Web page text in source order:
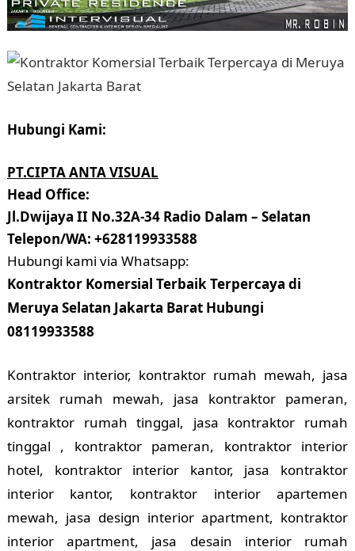
Hubungi Kami:
PT.CIPTA ANTA VISUAL
Head Office:
Jl.Dwijaya II No.32A-34 Radio Dalam – Selatan
Telepon/WA: +628119933588
Hubungi kami via Whatsapp:
Kontraktor Komersial Terbaik Terpercaya di
Meruya Selatan Jakarta Barat Hubungi
08119933588
Kontraktor interior, kontraktor rumah mewah, jasa
arsitek rumah mewah, jasa kontraktor pameran,
kontraktor rumah tinggal, jasa kontraktor rumah
tinggal , kontraktor pameran, kontraktor interior
hotel, kontraktor interior kantor, jasa kontraktor
interior kantor, kontraktor interior apartemen
mewah, jasa design interior apartment, kontraktor
interior apartment, jasa desain interior rumah